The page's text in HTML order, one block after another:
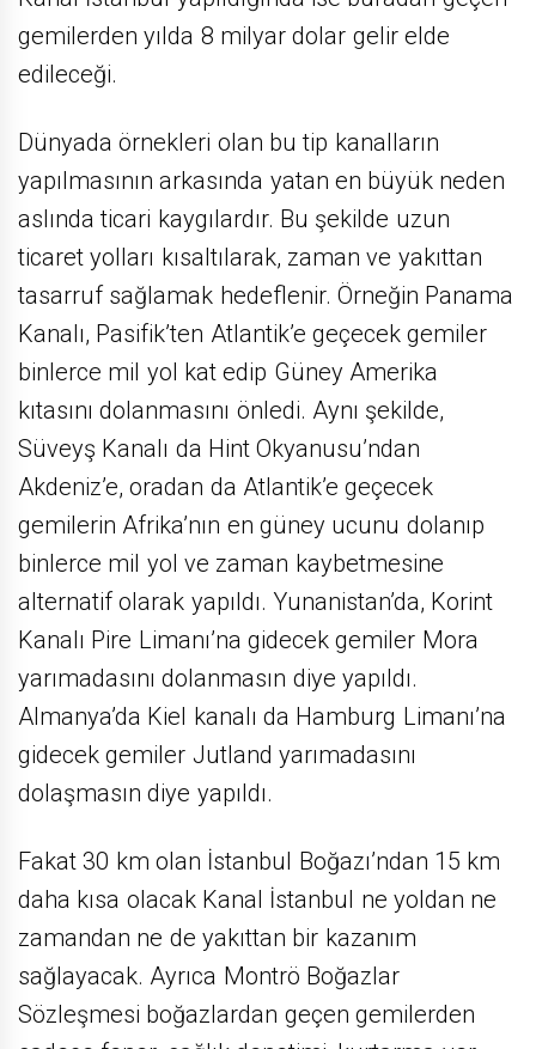
gemilerden yılda 8 milyar dolar gelir elde
edileceği.
Dünyada örnekleri olan bu tip kanalların
yapılmasının arkasında yatan en büyük neden
aslında ticari kaygılardır. Bu şekilde uzun
ticaret yolları kısaltılarak, zaman ve yakıttan
tasarruf sağlamak hedeflenir. Örneğin Panama
Kanalı, Pasifik’ten Atlantik’e geçecek gemiler
binlerce mil yol kat edip Güney Amerika
kıtasını dolanmasını önledi. Aynı şekilde,
Süveyş Kanalı da Hint Okyanusu’ndan
Akdeniz’e, oradan da Atlantik’e geçecek
gemilerin Afrika’nın en güney ucunu dolanıp
binlerce mil yol ve zaman kaybetmesine
alternatif olarak yapıldı. Yunanistan’da, Korint
Kanalı Pire Limanı’na gidecek gemiler Mora
yarımadasını dolanmasın diye yapıldı.
Almanya’da Kiel kanalı da Hamburg Limanı’na
gidecek gemiler Jutland yarımadasını
dolaşmasın diye yapıldı.
Fakat 30 km olan İstanbul Boğazı’ndan 15 km
daha kısa olacak Kanal İstanbul ne yoldan ne
zamandan ne de yakıttan bir kazanım
sağlayacak. Ayrıca Montrö Boğazlar
Sözleşmesi boğazlardan geçen gemilerden